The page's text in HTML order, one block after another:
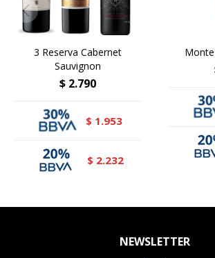
3 Reserva Cabernet
Sauvignon
$ 2.790
$ 1.953
$ 2.232
NEWSLETTER